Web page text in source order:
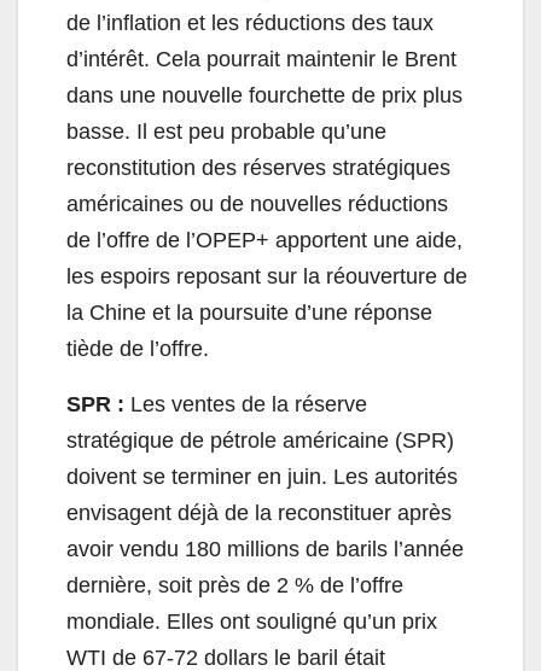
de l’inflation et les réductions des taux
d’intérêt. Cela pourrait maintenir le Brent
dans une nouvelle fourchette de prix plus
basse. Il est peu probable qu’une
reconstitution des réserves stratégiques
américaines ou de nouvelles réductions
de l’offre de l’OPEP+ apportent une aide,
les espoirs reposant sur la réouverture de
la Chine et la poursuite d’une réponse
tiède de l’offre.
SPR : Les ventes de la réserve
stratégique de pétrole américaine (SPR)
doivent se terminer en juin. Les autorités
envisagent déjà de la reconstituer après
avoir vendu 180 millions de barils l’année
dernière, soit près de 2 % de l’offre
mondiale. Elles ont souligné qu’un prix
WTI de 67-72 dollars le baril était